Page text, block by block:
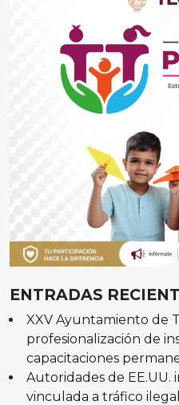
ENTRADAS
XXV Ayuntamiento de
profesionalización de
capacitaciones
Autoridades de
vinculada a tráfico